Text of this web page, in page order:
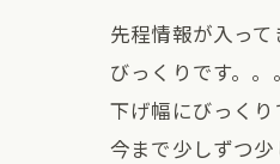
先程情報が入って
びっくりです。。。
下げ幅にびっくり
今まで少しずつ